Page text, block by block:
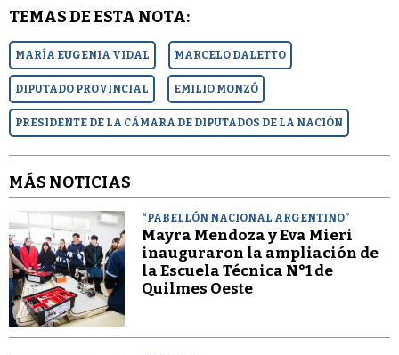
TEMAS DE ESTA NOTA:
MARÍA EUGENIA VIDAL MARCELO DALETTO
DIPUTADO PROVINCIAL EMILIO MONZÓ
PRESIDENTE DE LA CÁMARA DE DIPUTADOS DE LA NACIÓN
MÁS NOTICIAS
“PABELLÓN NACIONAL ARGENTINO”
Mayra Mendoza y Eva Mieri
inauguraron la ampliación de
la Escuela Técnica N°1 de
Quilmes Oeste